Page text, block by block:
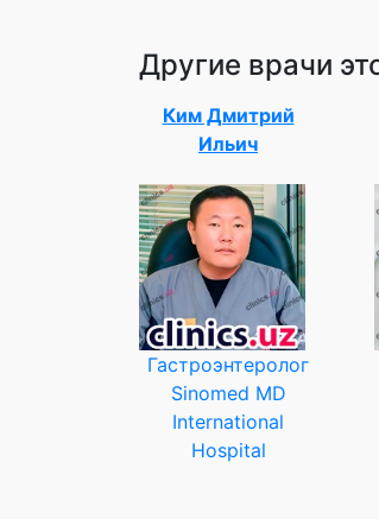
Другие врачи
Ким Дмитрий
Ильич
Гастроэнтеролог
Sinomed MD
International
Hospital